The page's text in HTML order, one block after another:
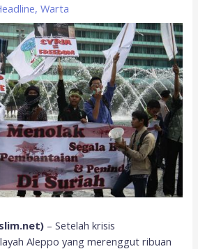
,Warta
– Setelah krisis
Aleppo yang merenggut ribuan